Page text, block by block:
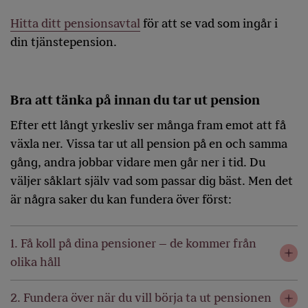
Hitta ditt pensionsavtalför att se vad som ingår i
din tjänstepension.
Bra att tänka på innan du tar ut pension
Efter ett långt yrkesliv ser många fram emot att få
växla ner. Vissa tar ut all pension på en och samma
gång, andra jobbar vidare men går ner i tid. Du
väljer såklart själv vad som passar dig bäst. Men det
är några saker du kan fundera över först:
1. Få koll på dina pensioner – de kommer från
olika håll
2. Fundera över när du vill börja ta ut pensionen